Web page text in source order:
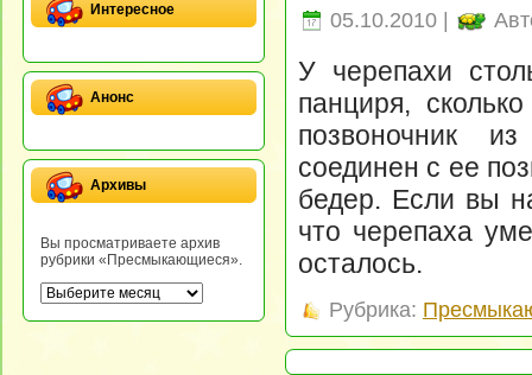
Интересное
Анонс
Архивы
Вы просматриваете архив
рубрики «Пресмыкающиеся».
05.10.2010 |
У черепахи
панциря,
позвоночник
соединен с ее
бедер. Если вы
что черепаха
осталось.
Рубрика: